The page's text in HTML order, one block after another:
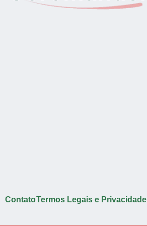
ContatoTermos Legais e Privacidade